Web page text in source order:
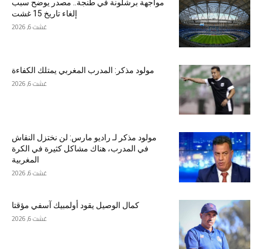
مواجهة برشلونة في طنجة.. مصدر يوضح سبب
إلغاء تاريخ 15 غشت
غشت 6, 2026
مولود مذكر: المدرب المغربي يمتلك الكفاءة
غشت 6, 2026
مولود مذكر لـ راديو مارس: لن نختزل النقاش
في المدرب، هناك مشاكل كثيرة في الكرة
المغربية
غشت 6, 2026
كمال الوصيل يقود أولمبيك آسفي مؤقتا
غشت 6, 2026